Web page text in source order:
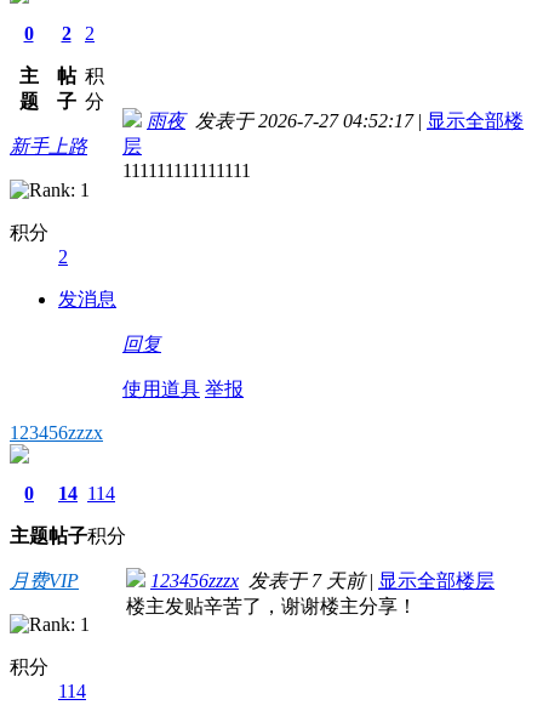
0
主
题
2
帖
子
2
积
分
新手上路
积分
2
发消息
雨夜发表于 2026-7-27 04:52:17 | 显示全部楼
层
111111111111111
回复
使用道具 举报
123456zzzx
0
主题
14
帖子
114
积分
月费VIP
积分
114
123456zzzx 发表于 7 天前 | 显示全部楼层
楼主发贴辛苦了，谢谢楼主分享！